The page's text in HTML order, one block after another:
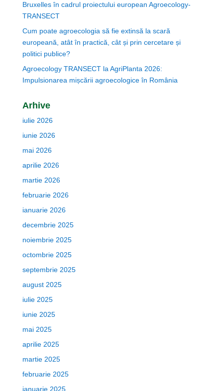
Bruxelles în cadrul proiectului european Agroecology-
TRANSECT
Cum poate agroecologia să fie extinsă la scară
europeană, atât în practică, cât și prin cercetare și
politici publice?
Agroecology TRANSECT la AgriPlanta 2026:
Impulsionarea mișcării agroecologice în România
Arhive
iulie 2026
iunie 2026
mai 2026
aprilie 2026
martie 2026
februarie 2026
ianuarie 2026
decembrie 2025
noiembrie 2025
octombrie 2025
septembrie 2025
august 2025
iulie 2025
iunie 2025
mai 2025
aprilie 2025
martie 2025
februarie 2025
ianuarie 2025